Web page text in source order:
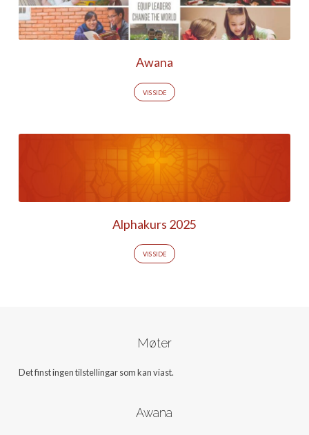
Awana
VIS SIDE
Alphakurs 2025
VIS SIDE
Møter
Det finst ingen tilstellingar som kan viast.
Awana